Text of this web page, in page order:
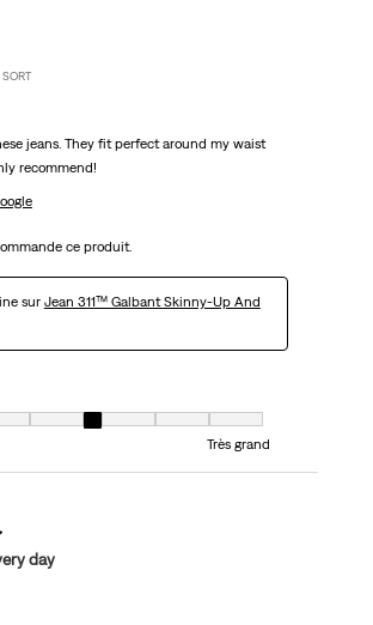
SORT
jeans. They fit perfect around my waist
recommend!
ce produit.
sur Jean 311™ Galbant Skinny-Up And
où 1 est égal à Très petit et 7 est égal à Très grand
Très grand
day